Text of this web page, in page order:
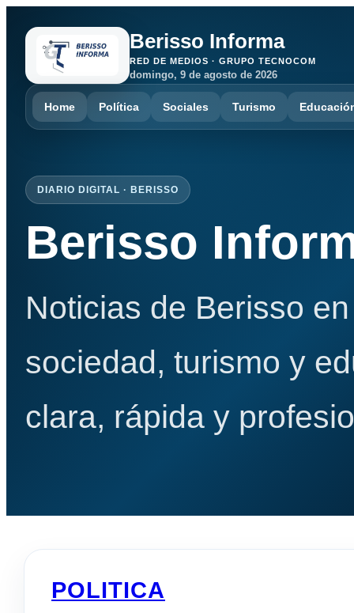
Berisso Informa
RED DE MEDIOS · GRUPO TECNOCOM
domingo, 9 de agosto de 2026
Home Política Sociales Turismo
DIARIO DIGITAL · BERISSO
Berisso
Noticias de Berisso
sociedad, turismo y
clara, rápida y
POLITICA